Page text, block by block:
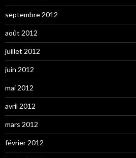
septembre 2012
août 2012
juillet 2012
juin 2012
mai 2012
avril 2012
mars 2012
février 2012